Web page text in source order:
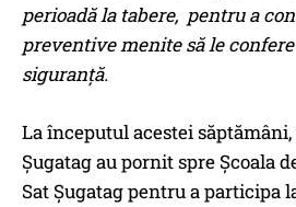
perioadă la tabere, pentru a
preventive menite să le
siguranță.
La începutul acestei
Șugatag au pornit spre Școala
Sat Șugatag pentru a participa